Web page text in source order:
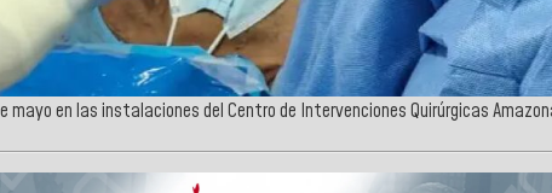
en las instalaciones del Centro de Intervenciones Quirúrgicas